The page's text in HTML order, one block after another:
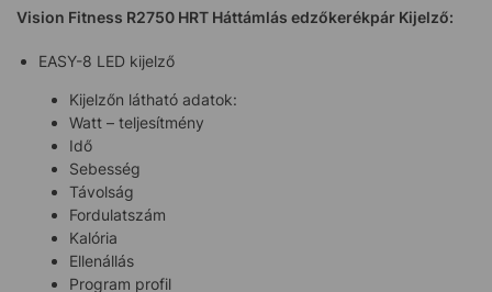
Vision Fitness R2750 HRT Háttámlás edzőkerékpár Kijelző:
EASY-8 LED kijelző
Kijelzőn látható adatok:
Watt – teljesítmény
Idő
Sebesség
Távolság
Fordulatszám
Kalória
Ellenállás
Program profil